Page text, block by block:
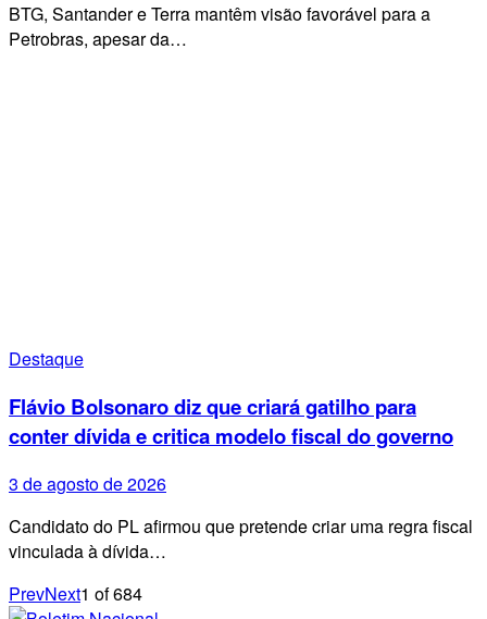
BTG, Santander e Terra mantêm visão favorável para a
Petrobras, apesar da…
Destaque
Flávio Bolsonaro diz que criará gatilho para
conter dívida e critica modelo fiscal do governo
3 de agosto de 2026
Candidato do PL afirmou que pretende criar uma regra fiscal
vinculada à dívida…
PrevNext1 of684